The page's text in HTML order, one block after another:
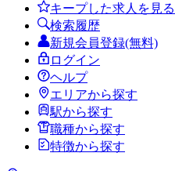
キープした求人を見る
検索履歴
新規会員登録(無料)
ログイン
ヘルプ
エリアから探す
駅から探す
職種から探す
特徴から探す